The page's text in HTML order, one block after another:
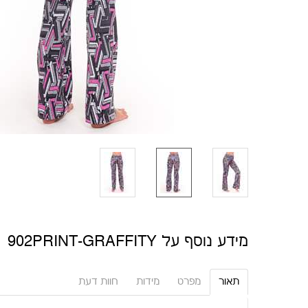
מידע נוסף על 902PRINT-GRAFFITY
תאור מפרט מידות חוות דעת